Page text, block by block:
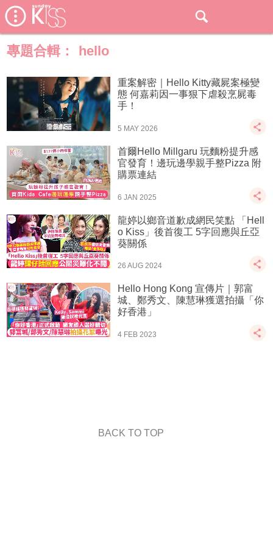
專題合輯： hello
重案解密｜Hello Kitty藏屍案極變
態 何嘉莉因一事狠下虐殺烹屍毒
手！
5 MAY 2026
首爾Hello Millgaru 玩麵粉提升感
官發育！邊玩邊學親手整Pizza 附
購票連結
6 JAN 2025
龍婷以鄉音道歉成網民笑點 「Hell
o Kiss」後首復工 5字回應與丘亞
葵關係
26 AUG 2024
Hello Hong Kong 宣傳片｜郭富
城、鄭秀文、陳慧琳獲選拍攝「你
好香港」
4 FEB 2023
BACK TO TOP